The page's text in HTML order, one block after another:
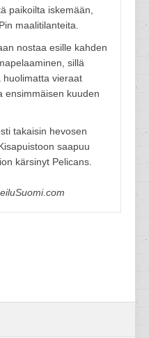
paikoilta iskemään,
maalitilanteita.
nostaa esille kahden
sillä
huolimatta vieraat
ensimmäisen kuuden
takaisin hevosen
saapuu
kärsinyt Pelicans.